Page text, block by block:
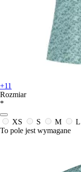
+11
Rozmiar
*
XS S M L
To pole jest wymagane